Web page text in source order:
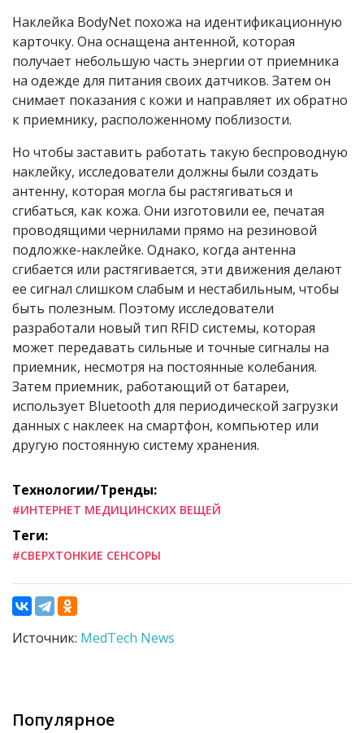
Наклейка BodyNet похожа на идентификационную
карточку. Она оснащена антенной, которая
получает небольшую часть энергии от приемника
на одежде для питания своих датчиков. Затем он
снимает показания с кожи и направляет их обратно
к приемнику, расположенному поблизости.
Но чтобы заставить работать такую беспроводную
наклейку, исследователи должны были создать
антенну, которая могла бы растягиваться и
сгибаться, как кожа. Они изготовили ее, печатая
проводящими чернилами прямо на резиновой
подложке-наклейке. Однако, когда антенна
сгибается или растягивается, эти движения делают
ее сигнал слишком слабым и нестабильным, чтобы
быть полезным. Поэтому исследователи
разработали новый тип RFID системы, которая
может передавать сильные и точные сигналы на
приемник, несмотря на постоянные колебания.
Затем приемник, работающий от батареи,
использует Bluetooth для периодической загрузки
данных с наклеек на смартфон, компьютер или
другую постоянную систему хранения.
Технологии/Тренды:
#ИНТЕРНЕТ МЕДИЦИНСКИХ ВЕЩЕЙ
Теги:
#СВЕРХТОНКИЕ СЕНСОРЫ
Источник: MedTech News
Популярное